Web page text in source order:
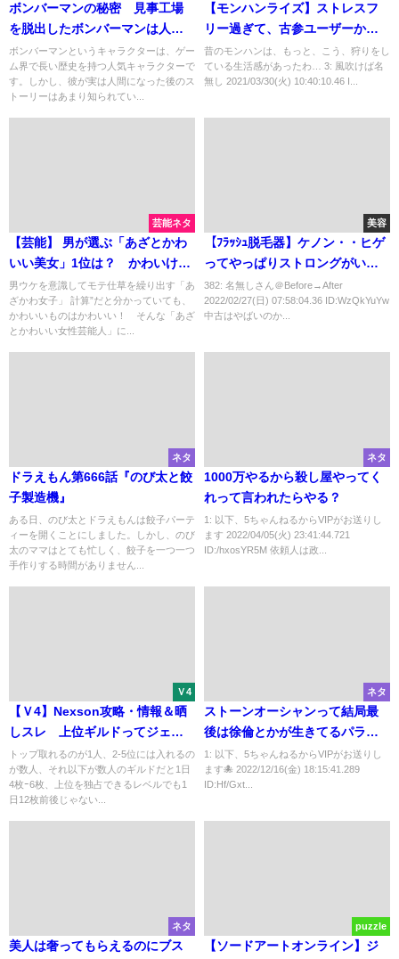
ボンバーマンの秘密 見事工場
を脱出したボンバーマンは人間
になることができました。その
後のロボット帝国との戦いを描
いたのが「ロードランナー」で
ボンバーマンというキャラクターは、ゲー
ム界で長い歴史を持つ人気キャラクターで
す。しかし、彼が実は人間になった後のス
トーリーはあまり知られてい...
【モンハンライズ】ストレスフ
リー過ぎて、古参ユーザーから
こんなのMH2じゃないと大炎上
昔のモンハンは、もっと、こう、狩りをし
ている生活感があったわ… 3: 風吹けば名
無し 2021/03/30(火) 10:40:10.46 I...
芸能ネタ
【芸能】 男が選ぶ「あざとかわ
いい美女」1位は？ かわいけれ
ばいい！！
男ウケを意識してモテ仕草を繰り出す「あ
ざかわ女子」 計算”だと分かっていても、
かわいいものはかわいい！ そんな「あざ
とかわいい女性芸能人」に...
美容
【ﾌﾗｯｼｭ脱毛器】ケノン・・ヒゲ
ってやっぱりストロングがいい
のかな
382: 名無しさん＠Before→After
2022/02/27(日) 07:58:04.36 ID:WzQkYuYw
中古はやばいのか...
ネタ
ドラえもん第666話『のび太と餃
子製造機』
ある日、のび太とドラえもんは餃子パーテ
ィーを開くことにしました。しかし、のび
太のママはとても忙しく、餃子を一つ一つ
手作りする時間がありません...
ネタ
1000万やるから殺し屋やってく
れって言われたらやる？
1: 以下、5ちゃんねるからVIPがお送りし
ます 2022/04/05(火) 23:41:44.721
ID:/hxosYR5M 依頼人は政...
Ｖ4
【Ｖ4】Nexson攻略・情報＆晒
しスレ 上位ギルドってジェム
チケの枚数ヤバイな
トップ取れるのが1人、2-5位には入れるの
が数人、それ以下が数人のギルドだと1日
4枚ｰ6枚、上位を独占できるレベルでも1
日12枚前後じゃない...
ネタ
ストーンオーシャンって結局最
後は徐倫とかが生きてるパラレ
ルワールドで終わったけどさ
1: 以下、5ちゃんねるからVIPがお送りし
ます🐙 2022/12/16(金) 18:15:41.289
ID:Hf/Gxt...
ネタ
美人は奢ってもらえるのにブス
puzzle
【ソードアートオンライン】ジ